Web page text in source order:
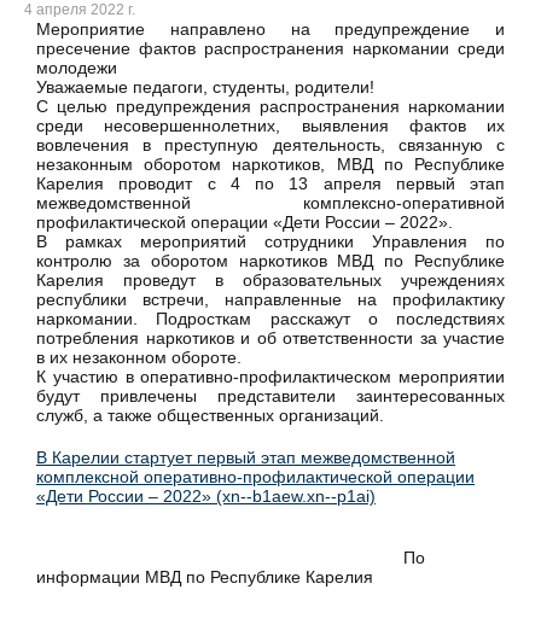
4 апреля 2022 г.
Мероприятие направлено на предупреждение и
пресечение фактов распространения наркомании среди
молодежи
Уважаемые педагоги, студенты, родители!
С целью предупреждения распространения наркомании
среди несовершеннолетних, выявления фактов их
вовлечения в преступную деятельность, связанную с
незаконным оборотом наркотиков, МВД по Республике
Карелия проводит с 4 по 13 апреля первый этап
межведомственной комплексно-оперативной
профилактической операции «Дети России – 2022».
В рамках мероприятий сотрудники Управления по
контролю за оборотом наркотиков МВД по Республике
Карелия проведут в образовательных учреждениях
республики встречи, направленные на профилактику
наркомании. Подросткам расскажут о последствиях
потребления наркотиков и об ответственности за участие
в их незаконном обороте.
К участию в оперативно-профилактическом мероприятии
будут привлечены представители заинтересованных
служб, а также общественных организаций.
В Карелии стартует первый этап межведомственной
комплексной оперативно-профилактической операции
«Дети России – 2022» (xn--b1aew.xn--p1ai)
По
информации МВД по Республике Карелия